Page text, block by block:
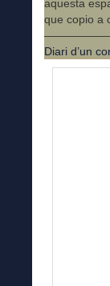
aquesta
que copio a
Diari d’un